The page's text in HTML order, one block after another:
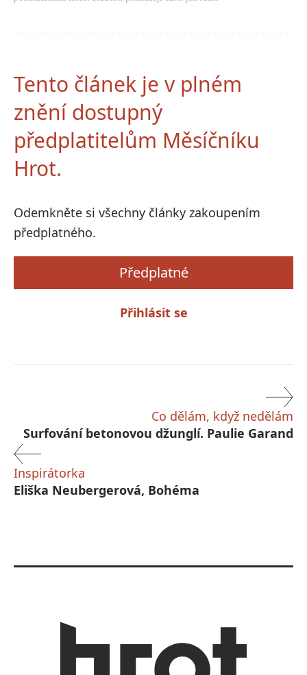
Tento článek je v plném
znění dostupný
předplatitelům Měsíčníku
Hrot.
Odemkněte si všechny články zakoupením
předplatného.
Předplatné
Přihlásit se
Co dělám, když nedělám
Surfování betonovou džunglí. Paulie Garand
Inspirátorka
Eliška Neubergerová, Bohéma